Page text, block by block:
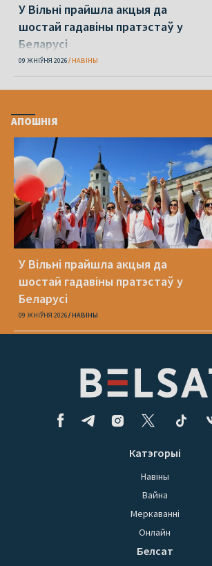
У Вільні прайшла акцыя да
шостай гадавіны пратэстаў у
Беларусі
09 ЖНІЎНЯ 2026 НАВІНЫ
АПОШНІЯ
У Вільні прайшла акцыя да
шостай гадавіны пратэстаў у
Беларусі
09 ЖНІЎНЯ 2026 НАВІНЫ
Катэгорыі
Навіны
Вайна
Меркаванні
Онлайн
Белсат